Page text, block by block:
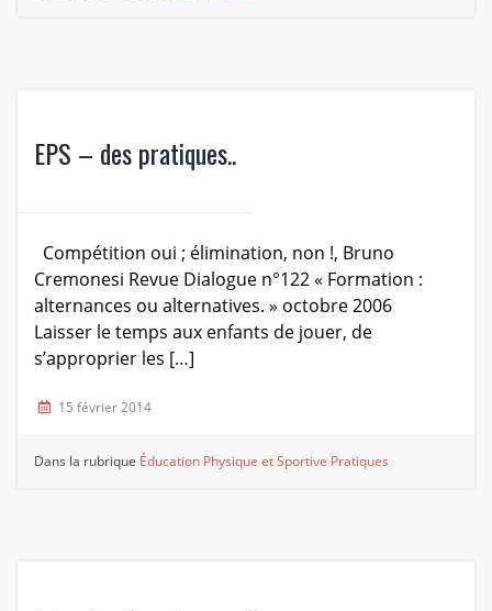
EPS – des pratiques..
Compétition oui ; élimination, non !, Bruno
Cremonesi Revue Dialogue n°122 « Formation :
alternances ou alternatives. » octobre 2006
Laisser le temps aux enfants de jouer, de
s’approprier les […]
15 février 2014
Dans la rubrique Éducation Physique et Sportive Pratiques